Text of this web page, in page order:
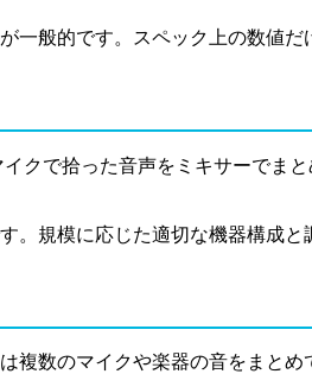
一般的です。スペック上の数値
クで拾った音声をミキサーでま
。規模に応じた適切な機器構成
複数のマイクや楽器の音をまと